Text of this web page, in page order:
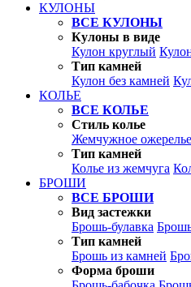
КУЛОНЫ
ВСЕ КУЛОНЫ
Кулоны в виде
Кулон круглый
Тип камней
Кулон без камней
КОЛЬЕ
ВСЕ КОЛЬЕ
Стиль колье
Жемчужное ожерелье
Тип камней
Колье из жемчуга
БРОШИ
ВСЕ БРОШИ
Вид застежки
Брошь-булавка
Тип камней
Брошь из камней
Форма броши